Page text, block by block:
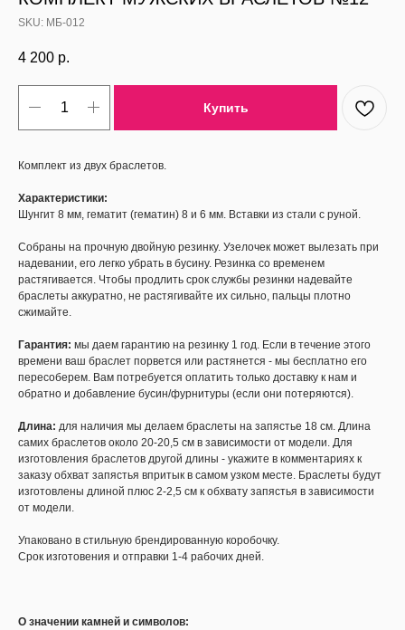
SKU: МБ-012
4 200 р.
Купить
Комплект из двух браслетов.
Характеристики:
Шунгит 8 мм, гематит (гематин) 8 и 6 мм. Вставки из стали с руной.
Собраны на прочную двойную резинку. Узелочек может вылезать при
надевании, его легко убрать в бусину. Резинка со временем
растягивается. Чтобы продлить срок службы резинки надевайте
браслеты аккуратно, не растягивайте их сильно, пальцы плотно
сжимайте.
Гарантия: мы даем гарантию на резинку 1 год. Если в течение этого
времени ваш браслет порвется или растянется - мы бесплатно его
пересоберем. Вам потребуется оплатить только доставку к нам и
обратно и добавление бусин/фурнитуры (если они потеряются).
Длина: для наличия мы делаем браслеты на запястье 18 см. Длина
самих браслетов около 20-20,5 см в зависимости от модели. Для
изготовления браслетов другой длины - укажите в комментариях к
заказу обхват запястья впритык в самом узком месте. Браслеты будут
изготовлены длиной плюс 2-2,5 см к обхвату запястья в зависимости
от модели.
Упаковано в стильную брендированную коробочку.
Срок изготовения и отправки 1-4 рабочих дней.
О значении камней и символов: